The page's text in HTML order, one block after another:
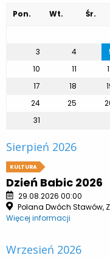
Pon. Wt. Śr.
3
4
10
11
17
18
24
25
31
Sierpień 2026
KULTURA
Dzień Babic 2026
29.08.2026 00:00
Polana Dwóch Stawów,
Więcej informacji
Wrzesień 2026